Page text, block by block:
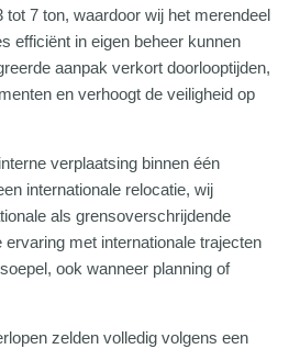
7 ton, waardoor wij het merendeel
efficiënt in eigen beheer kunnen
aanpak verkort doorlooptijden,
en verhoogt de veiligheid op
verplaatsing binnen één
internationale relocatie, wij
als grensoverschrijdende
met internationale trajecten
ook wanneer planning of
zelden volledig volgens een